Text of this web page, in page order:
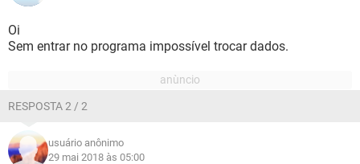
Oi
Sem entrar no programa impossível trocar dados.
RESPOSTA 2 / 2
usuário anônimo
29 mai 2018 às 05:00